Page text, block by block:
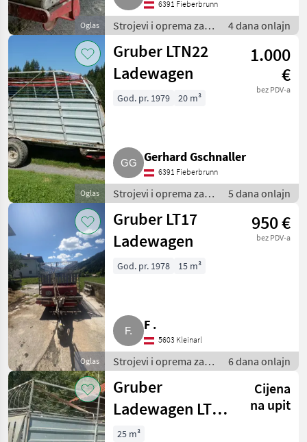
Oglas
6391 Fieberbrunn
Strojevi i oprema za
travu i baliranje /
Samoutovarne
prikolice
4 dana onlajn
Oglas
Gruber LTN22
Ladewagen
1.000
€
bez PDV-a
God. pr. 1979 20 m³
Gerhard Gschnaller
6391 Fieberbrunn
Strojevi i oprema za
travu i baliranje /
Samoutovarne
prikolice
5 dana onlajn
Oglas
Gruber LT17
Ladewagen
950 €
bez PDV-a
God. pr. 1978 15 m³
F .
5603 Kleinarl
Strojevi i oprema za
travu i baliranje /
Samoutovarne
prikolice
6 dana onlajn
Gruber
Ladewagen LTN
9
Cijena
na upit
25 m³